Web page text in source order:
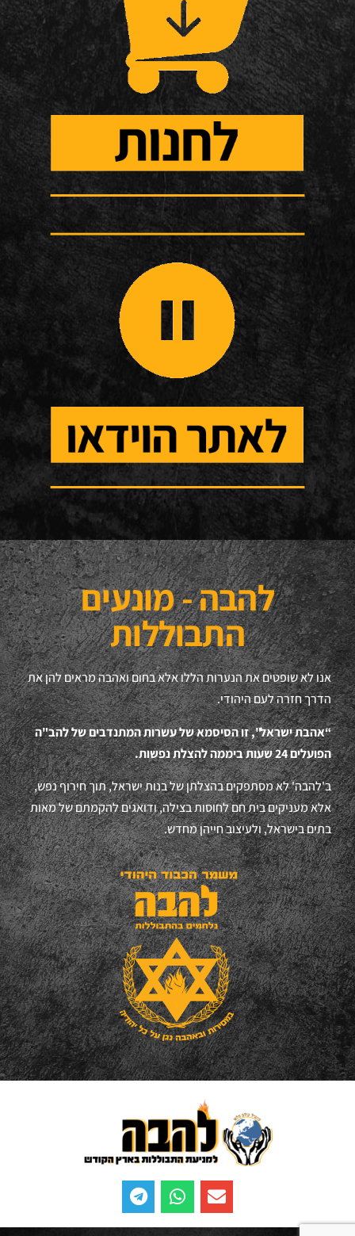
להבה - מונעים
התבוללות
אנו לא שופטים את הנערות הללו אלא בחום ואהבה מראים להן את
הדרך חזרה לעם היהודי.
“אהבת ישראל", זו הסיסמא של עשרות המתנדבים של להב"ה
הפועלים 24 שעות ביממה להצלת נפשות.
ב'להבה' לא מסתפקים בהצלתן של בנות ישראל, תוך חירוף נפש,
אלא מעניקים בית חם לחוסות בצילה, ודואגים להקמתם של מאות
בתים בישראל, ולעיצוב חייהן מחדש.